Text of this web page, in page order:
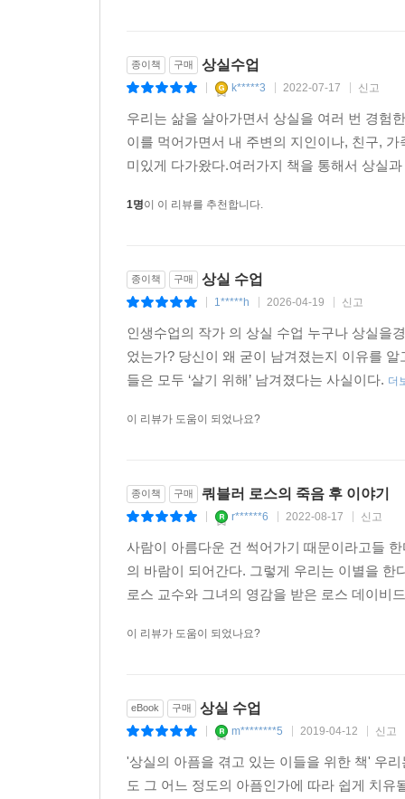
모습들은 상실의 깊은 상처를 어떻게 바라보고
치유와 희망을 준다.
슬픔과 애도의 힘이 우리를 치유하고,
잃었던 그 사람과 함께 삶을 살아갈 수 있게 한다.
충분히 슬퍼하라. 그러면 기적 같은 변화가 일어날
않았더라면? 여행을 가지 않았더라면? 그가
가져주었더라면? 이제는 너무나 늦어버린 시간
후회하고, 미워할 만큼 자신을 미워하다가, 쓰러
20분 만에 그치지 말 것, 눈물이 전부 빠져나오게
채 몸속과 영혼 안에 자리 잡고 있으니 통곡의 눈
많은 시간이 필요하고 그 시점은 모두 다르고
20세기 최고의 정신의학자 엘리자베스 퀴블러 로
그녀가 죽음 직전에 완성시킨 마지막 저서 〈상실
중풍으로 9년간 마비된 몸으로 힘겹게 살아온
손수 연구해왔던 죽음과 남겨짐에 대한 정신적
너무 애쓰지 말라는 것, 그러면서도 사랑하는 이
계속되는 삶’의 증거로 다가 올 것이다. 펼처보기
종이책 구매 상실수업
k*****3 2022-07-17 신고
우리는 삶을 살아가면서 상실을 여러 번 경험
이를 먹어가면서 내 주변의 지인이나, 친구,
미있게 다가왔다.여러가지 책을 통해서 상실
1명이 이 리뷰를 추천합니다.
종이책 구매 상실 수업
1*****h 2026-04-19 신고
인생수업의 작가 의 상실 수업 누구나 상실을
었는가? 당신이 왜 굳이 남겨졌는지 이유를
들은 모두 ‘살기 위해’ 남겨졌다는 사실이다. 더
이 리뷰가 도움이 되었나요?
종이책 구매 쿼블러 로스의 죽음 후 이야기
r******6 2022-08-17 신고
사람이 아름다운 건 썩어가기 때문이라고들
의 바람이 되어간다. 그렇게 우리는 이별을
로스 교수와 그녀의 영감을 받은 로스 데이비
이 리뷰가 도움이 되었나요?
eBook 구매 상실 수업
m********5 2019-04-12 신고
'상실의 아픔을 겪고 있는 이들을 위한 책' 우
도 그 어느 정도의 아픔인가에 따라 쉽게 치